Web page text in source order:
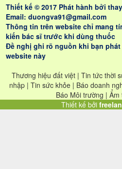
cứu cho
những sản
tốt nhất
CAO LAN –
NHỮNG GIÁ TRỊ
THỰC SỰ ĐEM
LẠI CHO LỨA
ĐÔI
Thiết kế © 2017 Phát hành bởi
Email: duongva91@gmail.com
Thông tin trên website chỉ mang
kiến bác sĩ trước khi dùng thuốc
Đề nghị ghi rõ nguồn khi bạn
website này
Thương hiệu đất việt | Tin tức thời
nhập | Tin sức khỏe | Báo doanh
Báo Môi trường | Ẩm
Thiết kế bởi